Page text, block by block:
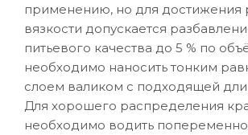
применению, но для достижения
вязкости допускается
питьевого качества до 5 % по
необходимо наносить тонким
слоем валиком с подходящей
Для хорошего распределения
необходимо водить